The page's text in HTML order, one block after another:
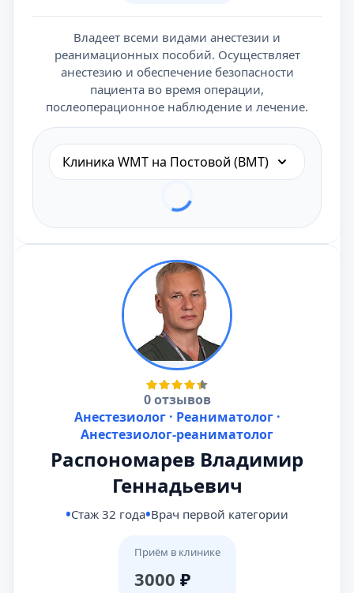
Владеет всеми видами анестезии и
реанимационных пособий. Осуществляет
анестезию и обеспечение безопасности
пациента во время операции,
послеоперационное наблюдение и лечение.
Клиника WMT на Постовой (ВМТ)
0 отзывов
Анестезиолог · Реаниматолог ·
Анестезиолог-реаниматолог
Распономарев Владимир
Геннадьевич
Стаж 32 года Врач первой категории
Приём в клинике
3000 ₽